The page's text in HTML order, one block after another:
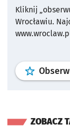
Kliknij
Wrocławiu.
ZOBACZ